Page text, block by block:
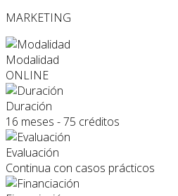
MARKETING
Modalidad
ONLINE
Duración
16 meses - 75 créditos
Evaluación
Continua con casos prácticos